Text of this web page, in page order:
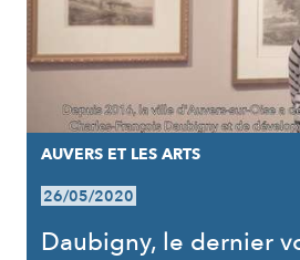
AUVERS ET LES ARTS
26/05/2020
Daubigny, le dernier